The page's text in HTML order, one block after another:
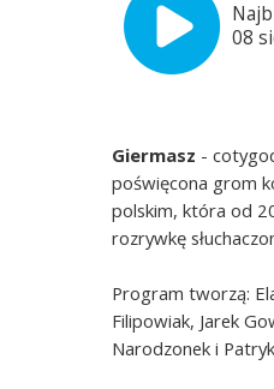
08
Giermasz -
poświęcona grom
polskim, która od
rozrywkę
Program tworzą:
Filipowiak, Jarek
Narodzonek i